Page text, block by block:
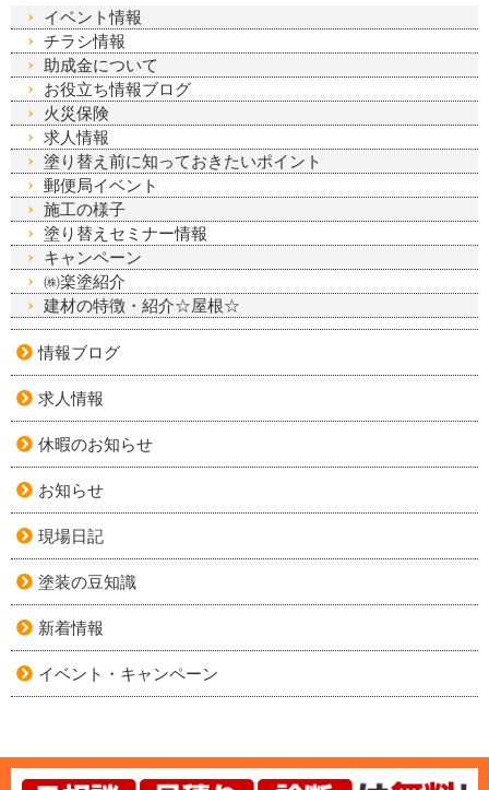
イベント情報
チラシ情報
助成金について
お役立ち情報ブログ
火災保険
求人情報
塗り替え前に知っておきたいポイント
郵便局イベント
施工の様子
塗り替えセミナー情報
キャンペーン
㈱楽塗紹介
建材の特徴・紹介☆屋根☆
情報ブログ
求人情報
休暇のお知らせ
お知らせ
現場日記
塗装の豆知識
新着情報
イベント・キャンペーン